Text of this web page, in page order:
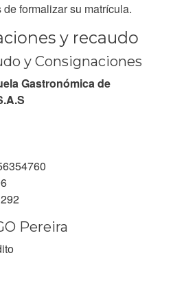
formalizar su matrícula.
y recaudo
y Consignaciones
Gastronómica de
Pereira